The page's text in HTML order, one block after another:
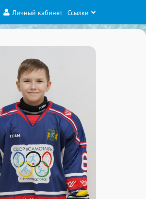
Личный кабинет Ссылки